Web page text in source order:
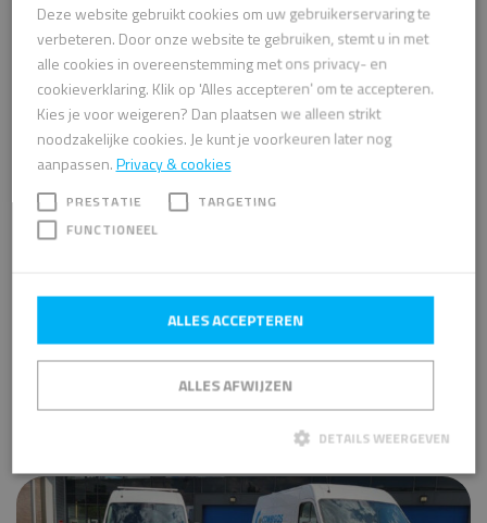
DAAROM KIEST U VOOR
COMBIGAS!
Gasdistributiesystemen voor hoogwaardige
Innovatief in ontwerpen, engineering, aanleg,
onderhoud en beheer
Kwaliteit, veiligheid en beheersbaarheid staan
Unieke voorraad gasgerelateerde componenten
Deze website gebruikt cookies om uw gebruikerservaring te
verbeteren. Door onze website te gebruiken, stemt u in met
alle cookies in overeenstemming met ons privacy- en
cookieverklaring. Klik op 'Alles accepteren' om te accepteren.
Kies je voor weigeren? Dan plaatsen we alleen strikt
noodzakelijke cookies. Je kunt je voorkeuren later nog
aanpassen.Privacy & cookies
PRESTATIE
TARGETING
FUNCTIONEEL
ALLES ACCEPTEREN
ALLES AFWIJZEN
DETAILS WEERGEVEN
Prestatie Targeting Functioneel